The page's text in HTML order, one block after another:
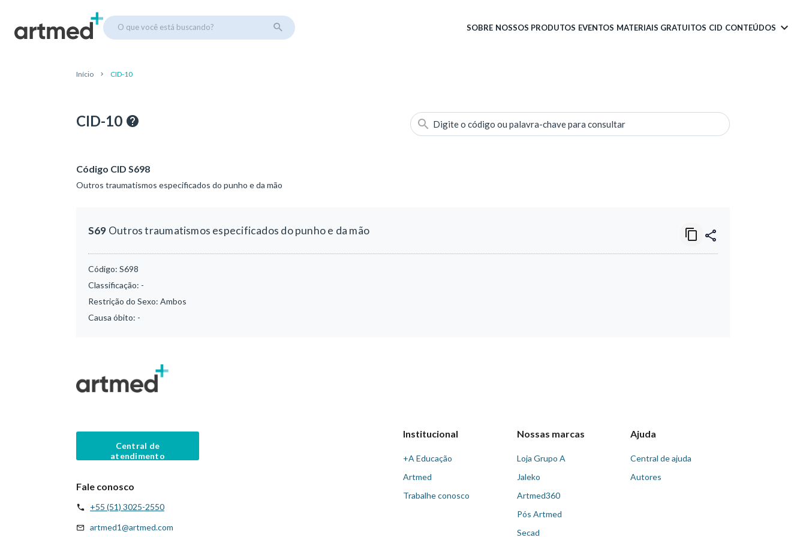
O que você está buscando? SOBRE NOSSOS PRODUTOS EVENTOS MATERIAIS GRATUITOS CID CONTEÚDOS
Início CID-10
CID-10 Digite o código ou palavra-chave para consultar
Código CID S698
Outros traumatismos especificados do punho e da mão
S69 Outros traumatismos especificados do punho e da mão
Código: S698
Classificação: -
Restrição do Sexo: Ambos
Causa óbito: -
Central de
atendimento
Fale conosco
+55 (51) 3025-2550
artmed1@artmed.com
Institucional
+A Educação
Artmed
Trabalhe conosco
Nossas marcas
Loja Grupo A
Jaleko
Artmed360
Pós Artmed
Secad
Ajuda
Central de ajuda
Autores